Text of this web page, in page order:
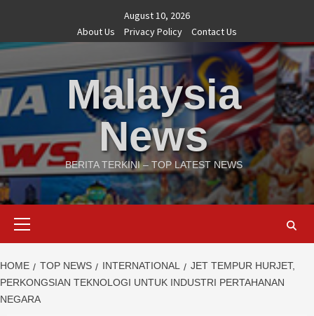
content
August 10, 2026
About Us
Privacy Policy Contact Us
Malaysia
News
BERITA TERKINI – TOP LATEST NEWS
HOME TOP NEWS INTERNATIONAL
JET TEMPUR HURJET,
PERKONGSIAN TEKNOLOGI UNTUK INDUSTRI PERTAHANAN
NEGARA